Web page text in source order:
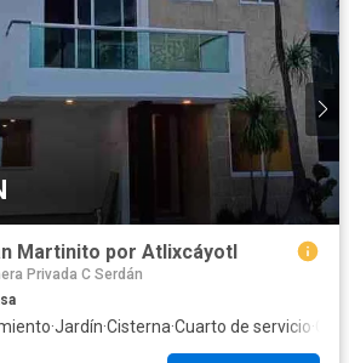
Martinito por Atlixcáyotl
Privada C Serdán
·Jardín·Cisterna·Cuarto de servicio·